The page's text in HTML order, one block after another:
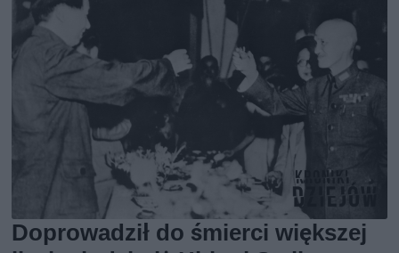
Doprowadził do śmierci większej